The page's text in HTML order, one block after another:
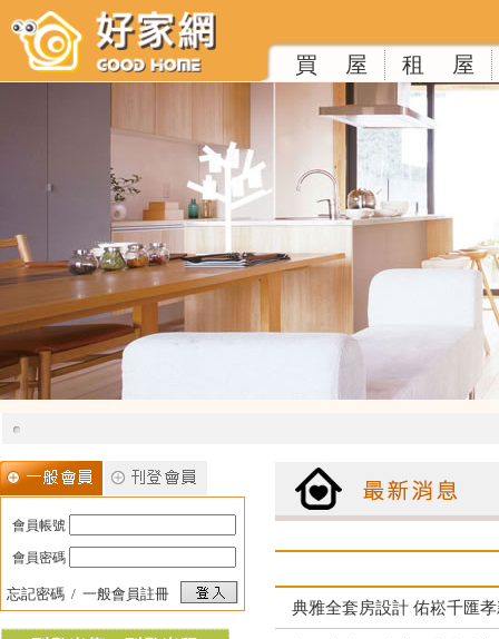
買 屋 租 屋
會員帳號
會員密碼
忘記密碼 / 一般會員註冊
典雅全套房設計 佑崧千匯